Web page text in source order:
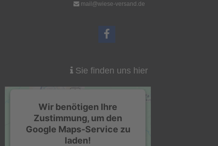
mail@wiese-versand.de
Sie finden uns hier
Wir benötigen Ihre
Zustimmung, um den
Google Maps-Service zu
laden!